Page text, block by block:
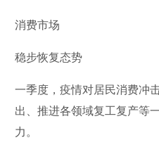
消费市场
稳步恢复态势
一季度，疫情对居民消费冲
出、推进各领域复工复产等
力。